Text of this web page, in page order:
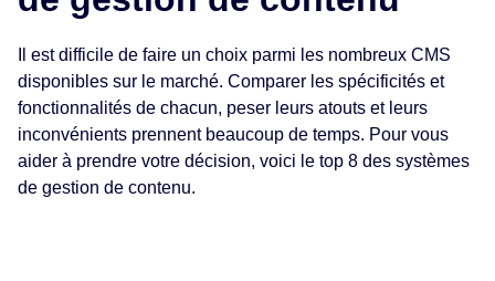
Il est difficile de faire un choix parmi les nombreux CMS
disponibles sur le marché. Comparer les spécificités et
fonctionnalités de chacun, peser leurs atouts et leurs
inconvénients prennent beaucoup de temps. Pour vous
aider à prendre votre décision, voici le top 8 des systèmes
de gestion de contenu.